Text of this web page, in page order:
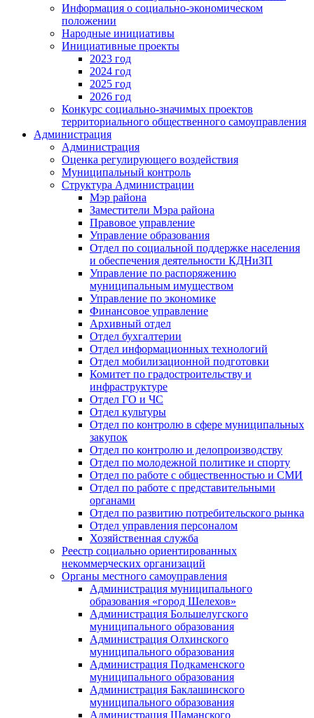
Информация о социально-экономическом
положении
Народные инициативы
Инициативные проекты
2023 год
2024 год
2025 год
2026 год
Конкурс социально-значимых проектов
территориального общественного самоуправления
Администрация
Администрация
Оценка регулирующего воздействия
Муниципальный контроль
Структура Администрации
Мэр района
Заместители Мэра района
Правовое управление
Управление образования
Отдел по социальной поддержке населения
и обеспечения деятельности КДНиЗП
Управление по распоряжению
муниципальным имуществом
Управление по экономике
Финансовое управление
Архивный отдел
Отдел бухгалтерии
Отдел информационных технологий
Отдел мобилизационной подготовки
Комитет по градостроительству и
инфраструктуре
Отдел ГО и ЧС
Отдел культуры
Отдел по контролю в сфере муниципальных
закупок
Отдел по контролю и делопроизводству
Отдел по молодежной политике и спорту
Отдел по работе с общественностью и СМИ
Отдел по работе с представительными
органами
Отдел по развитию потребительского рынка
Отдел управления персоналом
Хозяйственная служба
Реестр социально ориентированных
некоммерческих организаций
Органы местного самоуправления
Администрация муниципального
образования «город Шелехов»
Администрация Большелугского
муниципального образования
Администрация Олхинского
муниципального образования
Администрация Подкаменского
муниципального образования
Администрация Баклашинского
муниципального образования
Администрация Шаманского